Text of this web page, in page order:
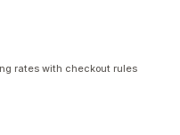
rates with checkout rules